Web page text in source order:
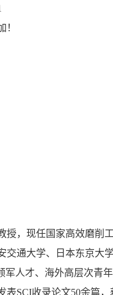
！
授，现任国家高效磨削
交通大学、日本东京大
军人才、海外高层次青
表SCI收录论文50余篇